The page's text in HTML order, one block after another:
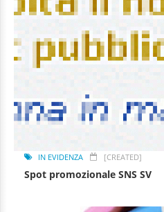
IN EVIDENZA [CREATED]
Spot promozionale SNS SV